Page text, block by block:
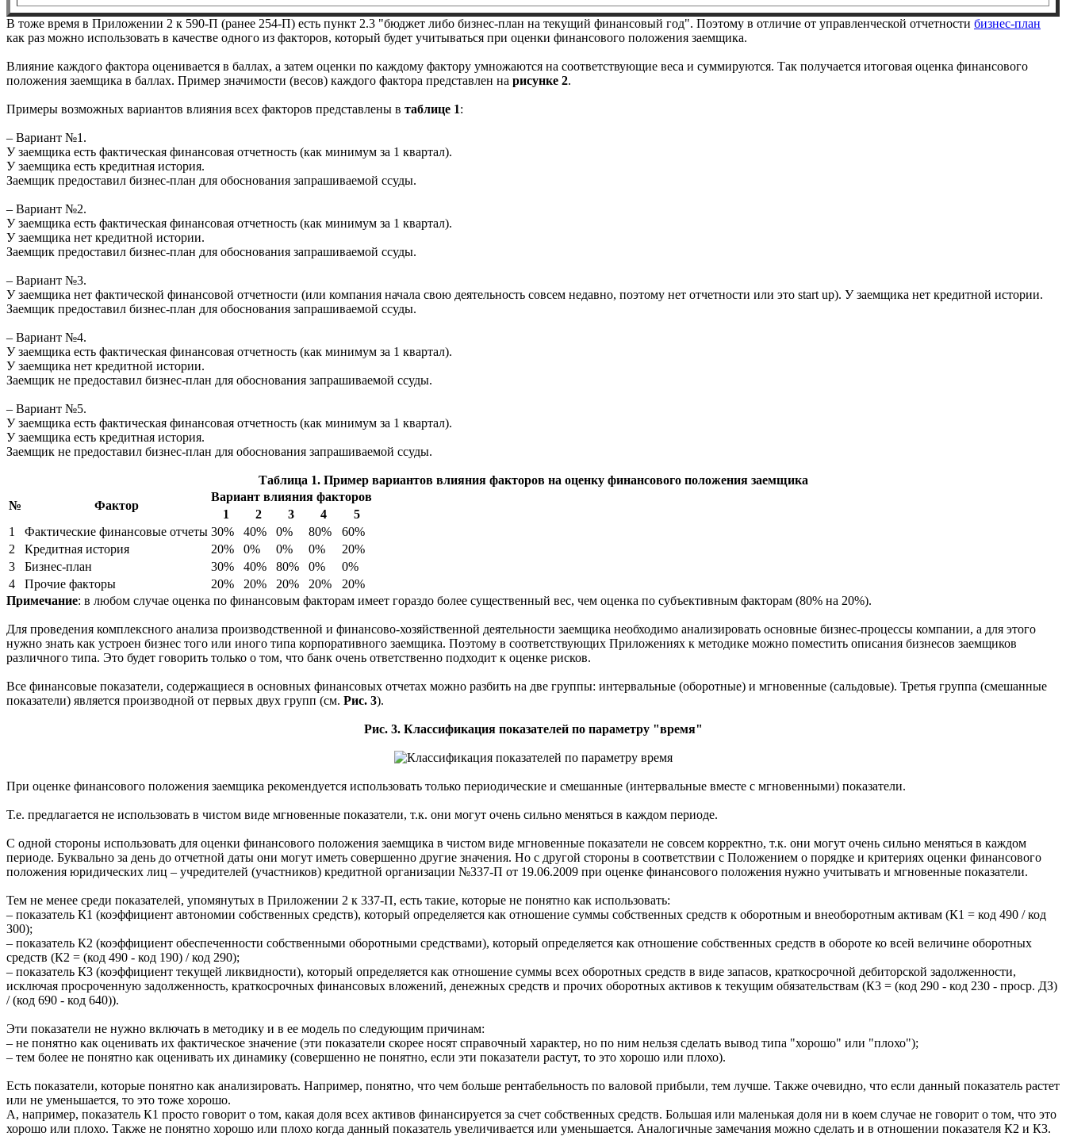
В тоже время в Приложении 2 к 590-П (ранее 254-П) есть пункт 2.3 "бюджет либо бизнес-план на текущий финансовый год". Поэтому в отличие от управленческой отчетности бизнес-план
как раз можно использовать в качестве одного из факторов, который будет учитываться при оценки финансового положения заемщика.
Влияние каждого фактора оценивается в баллах, а затем оценки по каждому фактору умножаются на соответствующие веса и суммируются. Так получается итоговая оценка финансового
положения заемщика в баллах. Пример значимости (весов) каждого фактора представлен на рисунке 2.
Примеры возможных вариантов влияния всех факторов представлены в таблице 1:
– Вариант №1.
У заемщика есть фактическая финансовая отчетность (как минимум за 1 квартал).
У заемщика есть кредитная история.
Заемщик предоставил бизнес-план для обоснования запрашиваемой ссуды.
– Вариант №2.
У заемщика есть фактическая финансовая отчетность (как минимум за 1 квартал).
У заемщика нет кредитной истории.
Заемщик предоставил бизнес-план для обоснования запрашиваемой ссуды.
– Вариант №3.
У заемщика нет фактической финансовой отчетности (или компания начала свою деятельность совсем недавно, поэтому нет отчетности или это start up). У заемщика нет кредитной истории.
Заемщик предоставил бизнес-план для обоснования запрашиваемой ссуды.
– Вариант №4.
У заемщика есть фактическая финансовая отчетность (как минимум за 1 квартал).
У заемщика нет кредитной истории.
Заемщик не предоставил бизнес-план для обоснования запрашиваемой ссуды.
– Вариант №5.
У заемщика есть фактическая финансовая отчетность (как минимум за 1 квартал).
У заемщика есть кредитная история.
Заемщик не предоставил бизнес-план для обоснования запрашиваемой ссуды.
Таблица 1. Пример вариантов влияния факторов на оценку финансового положения заемщика
№
Фактор
Вариант влияния факторов
1
2 3 4
5
1
Фактические финансовые отчеты 30% 40% 0% 80%
60%
2
Кредитная история 20% 0% 0% 0%
20%
3
Бизнес-план 30% 40% 80% 0%
0%
4
Прочие факторы 20% 20% 20% 20%
20%
Примечание: в любом случае оценка по финансовым факторам имеет гораздо более существенный вес, чем оценка по субъективным факторам (80% на 20%).
Для проведения комплексного анализа производственной и финансово-хозяйственной деятельности заемщика необходимо анализировать основные бизнес-процессы компании, а для этого
нужно знать как устроен бизнес того или иного типа корпоративного заемщика. Поэтому в соответствующих Приложениях к методике можно поместить описания бизнесов заемщиков
различного типа. Это будет говорить только о том, что банк очень ответственно подходит к оценке рисков.
Все финансовые показатели, содержащиеся в основных финансовых отчетах можно разбить на две группы: интервальные (оборотные) и мгновенные (сальдовые). Третья группа (смешанные
показатели) является производной от первых двух групп (см. Рис. 3).
Рис. 3. Классификация показателей по параметру "время"
При оценке финансового положения заемщика рекомендуется использовать только периодические и смешанные (интервальные вместе с мгновенными) показатели.
Т.е. предлагается не использовать в чистом виде мгновенные показатели, т.к. они могут очень сильно меняться в каждом периоде.
С одной стороны использовать для оценки финансового положения заемщика в чистом виде мгновенные показатели не совсем корректно, т.к. они могут очень сильно меняться в каждом
периоде. Буквально за день до отчетной даты они могут иметь совершенно другие значения. Но с другой стороны в соответствии с Положением о порядке и критериях оценки финансового
положения юридических лиц – учредителей (участников) кредитной организации №337-П от 19.06.2009 при оценке финансового положения нужно учитывать и мгновенные показатели.
Тем не менее среди показателей, упомянутых в Приложении 2 к 337-П, есть такие, которые не понятно как использовать:
– показатель К1 (коэффициент автономии собственных средств), который определяется как отношение суммы собственных средств к оборотным и внеоборотным активам (К1 = код 490 / код
300);
– показатель К2 (коэффициент обеспеченности собственными оборотными средствами), который определяется как отношение собственных средств в обороте ко всей величине оборотных
средств (К2 = (код 490 - код 190) / код 290);
– показатель К3 (коэффициент текущей ликвидности), который определяется как отношение суммы всех оборотных средств в виде запасов, краткосрочной дебиторской задолженности,
исключая просроченную задолженность, краткосрочных финансовых вложений, денежных средств и прочих оборотных активов к текущим обязательствам (К3 = (код 290 - код 230 - проср. ДЗ)
/ (код 690 - код 640)).
Эти показатели не нужно включать в методику и в ее модель по следующим причинам:
– не понятно как оценивать их фактическое значение (эти показатели скорее носят справочный характер, но по ним нельзя сделать вывод типа "хорошо" или "плохо");
– тем более не понятно как оценивать их динамику (совершенно не понятно, если эти показатели растут, то это хорошо или плохо).
Есть показатели, которые понятно как анализировать. Например, понятно, что чем больше рентабельность по валовой прибыли, тем лучше. Также очевидно, что если данный показатель растет
или не уменьшается, то это тоже хорошо.
А, например, показатель К1 просто говорит о том, какая доля всех активов финансируется за счет собственных средств. Большая или маленькая доля ни в коем случае не говорит о том, что это
хорошо или плохо. Также не понятно хорошо или плохо когда данный показатель увеличивается или уменьшается. Аналогичные замечания можно сделать и в отношении показателя К2 и К3.